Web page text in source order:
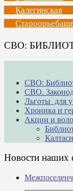
Калегинская
СВО:
СВО:
СВО.
Льготы для
Хроника и
Акции и
Новости наших